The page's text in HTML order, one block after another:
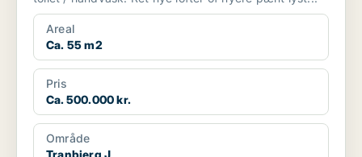
Areal
Ca. 55 m2
Pris
Ca. 500.000 kr.
Område